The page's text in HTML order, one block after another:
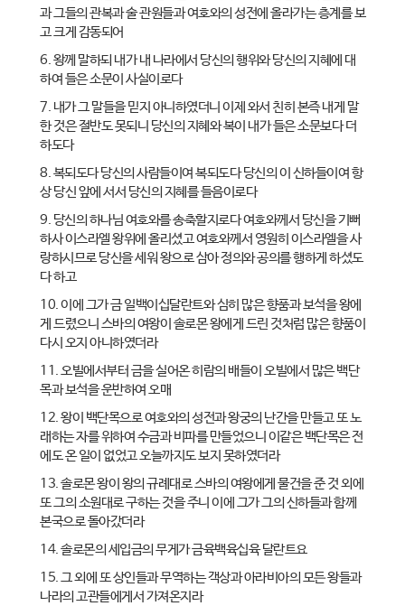
과 그들의 관복과 술 관원들과 여호와의 성전에 올라가는 층계를 보
고 크게 감동되어
6. 왕께 말하되 내가 내 나라에서 당신의 행위와 당신의 지혜에 대
하여 들은 소문이 사실이로다
7. 내가 그 말들을 믿지 아니하였더니 이제 와서 친히 본즉 내게 말
한 것은 절반도 못되니 당신의 지혜와 복이 내가 들은 소문보다 더
하도다
8. 복되도다 당신의 사람들이여 복되도다 당신의 이 신하들이여 항
상 당신 앞에 서서 당신의 지혜를 들음이로다
9. 당신의 하나님 여호와를 송축할지로다 여호와께서 당신을 기뻐
하사 이스라엘 왕위에 올리셨고 여호와께서 영원히 이스라엘을 사
랑하시므로 당신을 세워 왕으로 삼아 정의와 공의를 행하게 하셨도
다 하고
10. 이에 그가 금 일백이십달란트와 심히 많은 향품과 보석을 왕에
게 드렸으니 스바의 여왕이 솔로몬 왕에게 드린 것처럼 많은 향품이
다시 오지 아니하였더라
11. 오빌에서부터 금을 실어온 히람의 배들이 오빌에서 많은 백단
목과 보석을 운반하여 오매
12. 왕이 백단목으로 여호와의 성전과 왕궁의 난간을 만들고 또 노
래하는 자를 위하여 수금과 비파를 만들었으니 이같은 백단목은 전
에도 온 일이 없었고 오늘까지도 보지 못하였더라
13. 솔로몬 왕이 왕의 규례대로 스바의 여왕에게 물건을 준 것 외에
또 그의 소원대로 구하는 것을 주니 이에 그가 그의 신하들과 함께
본국으로 돌아갔더라
14. 솔로몬의 세입금의 무게가 금육백육십육 달란트요
15. 그 외에 또 상인들과 무역하는 객상과 아라비아의 모든 왕들과
나라의 고관들에게서 가져온지라